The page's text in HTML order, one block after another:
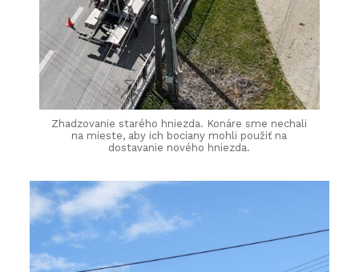
Zhadzovanie starého hniezda. Konáre sme nechali
na mieste, aby ich bociany mohli použiť na
dostavanie nového hniezda.